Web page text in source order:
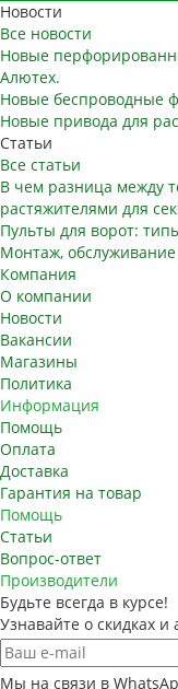
Новости
Все новости
Новые
Алютех.
Новые беспроводные
Новые привода для
Статьи
Все статьи
В чем разница между
растяжителями для
Пульты для ворот:
Монтаж,
Компания
О компании
Новости
Вакансии
Магазины
Политика
Информация
Помощь
Оплата
Доставка
Гарантия на товар
Помощь
Статьи
Вопрос-ответ
Производители
Будьте всегда в курсе!
Узнавайте о скидках
Мы на связи в